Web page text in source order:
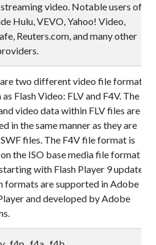
video. Notable users of
Hulu, VEVO, Yahoo! Video,
Reuters.com, and many other
two different video file formats
Flash Video: FLV and F4V. The
video data within FLV files are
in the same manner as they are
files. The F4V file format is
the ISO base media file format
with Flash Player 9 update
formats are supported in Adobe
and developed by Adobe